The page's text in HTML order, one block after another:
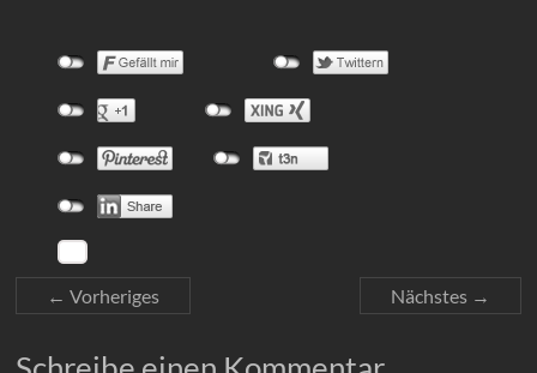
← Vorheriges Nächstes →